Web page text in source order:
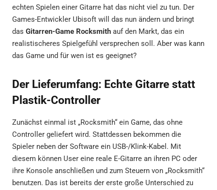
echten Spielen einer Gitarre hat das nicht viel zu tun. Der
Games-Entwickler Ubisoft will das nun ändern und bringt
das Gitarren-Game Rocksmith auf den Markt, das ein
realistischeres Spielgefühl versprechen soll. Aber was kann
das Game und für wen ist es geeignet?
Der Lieferumfang: Echte Gitarre statt
Plastik-Controller
Zunächst einmal ist „Rocksmith“ ein Game, das ohne
Controller geliefert wird. Stattdessen bekommen die
Spieler neben der Software ein USB-/Klink-Kabel. Mit
diesem können User eine reale E-Gitarre an ihren PC oder
ihre Konsole anschließen und zum Steuern von „Rocksmith“
benutzen. Das ist bereits der erste große Unterschied zu